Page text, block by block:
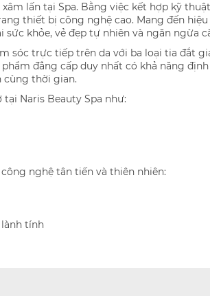
lấn tại Spa. Bằng việc kết hợp kỹ
thiết bị công nghệ cao. Mang đến hiệu
khỏe, vẻ đẹp tự nhiên và ngăn ngừa
sóc trực tiếp trên da với ba loại tia đắt
đẳng cấp duy nhất có khả năng
cùng thời gian.
Naris Beauty Spa như:
nghệ tân tiến và thiên nhiên:
tính